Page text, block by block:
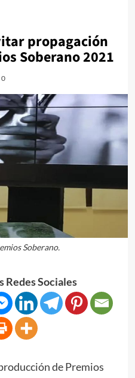
propagación
Soberano 2021
0
Soberano.
Redes Sociales
de Premios